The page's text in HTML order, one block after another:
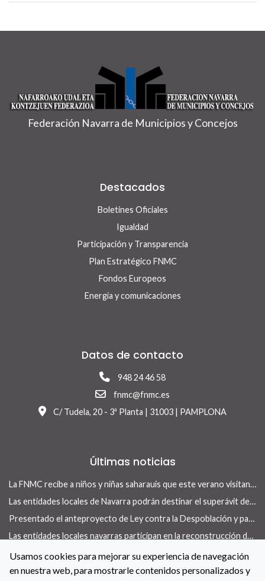
Federación Navarra de Municipios y Concejos
Destacados
Boletines Oficiales
Igualdad
Participación y Transparencia
Plan Estratégico FNMC
Fondos Europeos
Energía y comunicaciones
Datos de contacto
948 24 46 58
fnmc@fnmc.es
C/ Tudela, 20 - 3ª Planta | 31003 | PAMPLONA
Últimas noticias
La FNMC recibe a niños y niñas saharauis que este verano visitan Navarra con el programa Vacaciones en Paz
Las entidades locales de Navarra podrán destinar el superávit de 2025 a inversiones financieramente sostenibles tras la aprobación del Real Decreto-ley 13/2026
Presentado el anteproyecto de Ley contra la Despoblación y para el Desarrollo Rural
Las entidades locales navarras participan en la reconstrucción de infraestructuras dañadas por la DANA de 175 municipios valencianos
La FNMC y el Gobierno de Navarra renuevan su convenio para reforzar las políticas de igualdad en las entidades locales
Usamos cookies para mejorar su experiencia de navegación
en nuestra web, para mostrarle contenidos personalizados y